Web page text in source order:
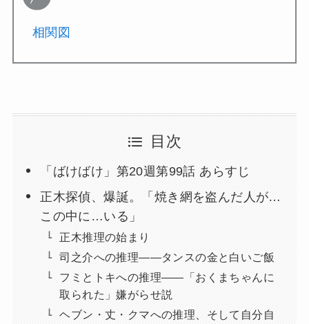
相関図
目次
「ばけばけ」第20週第99話 あらすじ
正木探偵、爆誕。「焼き網を盗んだ人が…
この中に…いる」
正木推理の始まり
司之介への推理——タンスの金と白いご飯
フミとトキへの推理——「おくまちゃんに
取られた」嫌がらせ説
ヘブン・丈・クマへの推理、そして自分自